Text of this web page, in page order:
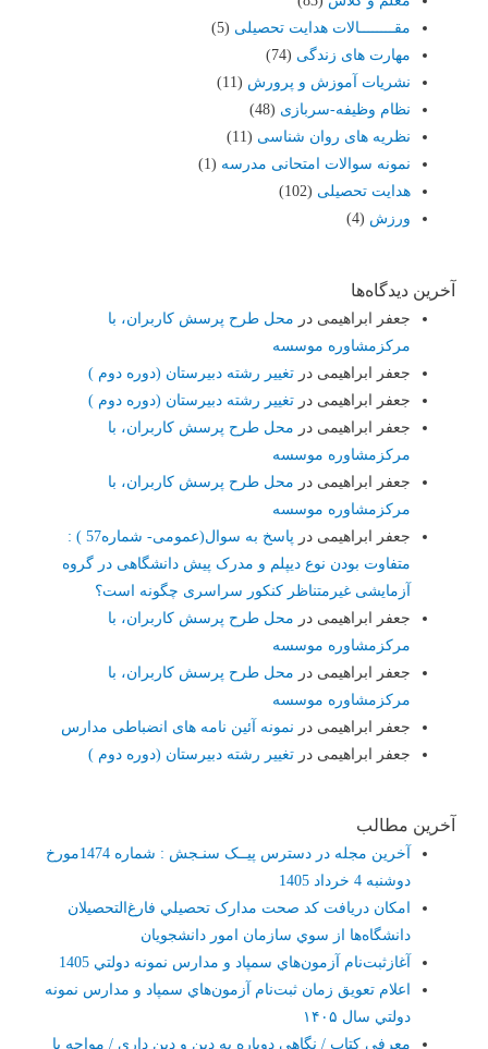
مقــــــــالات هدایت تحصیلی (5)
مهارت های زندگی (74)
نشریات آموزش و پرورش (11)
نظام وظیفه-سربازی (48)
نظریه های روان شناسی (11)
نمونه سوالات امتحانی مدرسه (1)
هدایت تحصیلی (102)
ورزش (4)
آخرین دیدگاه‌ها
جعفر ابراهیمی در محل طرح پرسش کاربران، با
مرکزمشاوره موسسه
جعفر ابراهیمی درتغییر رشته دبیرستان (دوره دوم )
جعفر ابراهیمی درتغییر رشته دبیرستان (دوره دوم )
جعفر ابراهیمی در محل طرح پرسش کاربران، با
مرکزمشاوره موسسه
جعفر ابراهیمی در محل طرح پرسش کاربران، با
مرکزمشاوره موسسه
جعفر ابراهیمی در
پاسخ به سوال(عمومی- شماره57 ) :
متفاوت بودن نوع دیپلم و مدرک پیش دانشگاهی در گروه
آزمایشی غیرمتناظر کنکور سراسری چگونه است؟
جعفر ابراهیمی در محل طرح پرسش کاربران، با
مرکزمشاوره موسسه
جعفر ابراهیمی در محل طرح پرسش کاربران، با
مرکزمشاوره موسسه
جعفر ابراهیمی در نمونه آئین نامه های انضباطی مدارس
جعفر ابراهیمی درتغییر رشته دبیرستان (دوره دوم )
آخرین مطالب
آخرین مجله در دسترس پیــک سنـجش : شماره 1474مورخ
دوشنبه 4 خرداد 1405
امکان دريافت کد صحت مدارک تحصيلي فارغ‌التحصيلان
دانشگاه‌ها از سوي سازمان امور دانشجويان
آغازثبت‌نام آزمون‌هاي سمپاد و مدارس نمونه دولتي 1405
اعلام تعويق زمان ثبت‌نام آزمون‌هاي سمپاد و ‌مدارس نمونه
دولتي سال ۱۴۰۵‏
معرفی کتاب / نگاهی دوباره به دین و دین داری / مواجه با